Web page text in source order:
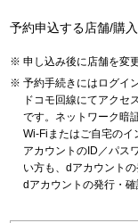
予約申込する店舗/購
申し込み後に店舗を変
予約手続きにはログイ
ドコモ回線にてアクセ
です。ネットワーク暗
Wi-Fiまたはご自宅のイ
アカウントのID／パス
い方も、dアカウントの
dアカウントの発行・確